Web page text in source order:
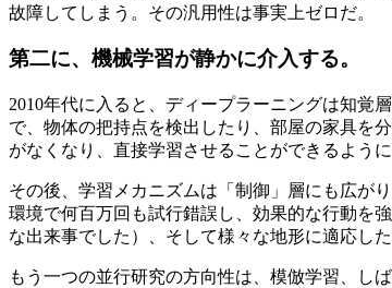
故障してしまう。その汎用性は事実上ゼロだ。
第二に、機械学習が静かに介入する。
2010年代に入ると、ディープラーニングは知覚
で、物体の把持点を検出したり、部屋の家具を
がなくなり、直接学習させることができるように
その後、学習メカニズムは「制御」層にも広が
環境で何百万回も試行錯誤し、効果的な行動を
な出来事でした）、そして様々な地形に適応し
もう一つの並行研究の方向性は、模倣学習、し